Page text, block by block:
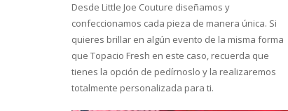
Desde Little Joe Couture diseñamos y
confeccionamos cada pieza de manera única. Si
quieres brillar en algún evento de la misma forma
que Topacio Fresh en este caso, recuerda que
tienes la opción de pedírnoslo y la realizaremos
totalmente personalizada para ti.